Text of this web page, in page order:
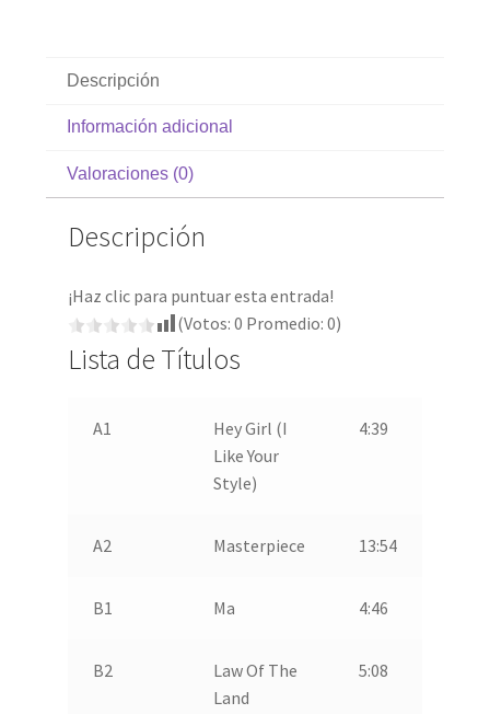
Descripción
Información adicional
Valoraciones (0)
Descripción
¡Haz clic para puntuar esta entrada!
(Votos: 0 Promedio: 0)
Lista de Títulos
A1
Hey Girl (I
Like Your
Style)
4:39
A2 Masterpiece 13:54
B1 Ma 4:46
B2
Law Of The
Land
5:08